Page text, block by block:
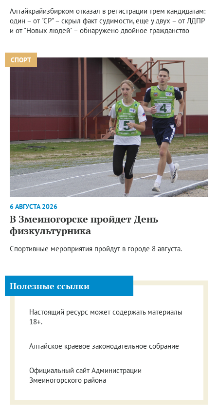
Алтайкрайизбирком отказал в регистрации трем кандидатам:
один – от "СР" – скрыл факт судимости, еще у двух – от ЛДПР
и от "Новых людей" – обнаружено двойное гражданство
СПОРТ
6 АВГУСТА 2026
В Змеиногорске пройдет День
физкультурника
Спортивные мероприятия пройдут в городе 8 августа.
Полезные ссылки
Настоящий ресурс может содержать материалы
18+.
Алтайское краевое законодательное собрание
Официальный сайт Администрации
Змеиногорского района